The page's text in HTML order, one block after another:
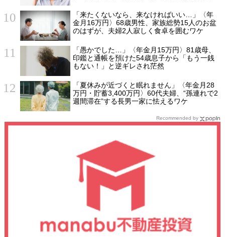
「来たくないなら、来なければいい…」〈年
金月16万円〉68歳男性、家族総勢15人のお盆
のはずが、夫婦2人寂しく食卓を囲むワケ
「愚かでした…」〈年金月15万円〉81歳母、
印鑑と通帳を預けた54歳息子から「もう一銭
もない！」と逆ギレされ茫然
「夏休みが近づくと眠れません」〈年金月28
万円・貯蓄3,400万円〉60代夫婦、“孫連れで2
週間滞在”する長男一家に怯えるワケ
Recommended by